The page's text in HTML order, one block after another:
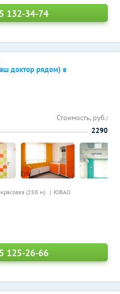
132-34-74
доктор рядом) в
(288 м) ЮВАО
Стоимость, руб.:
2290
125-26-66